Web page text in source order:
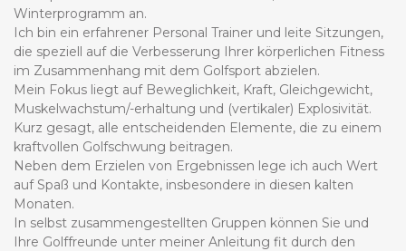
Winterprogramm an.
Ich bin ein erfahrener Personal Trainer und leite Sitzungen,
die speziell auf die Verbesserung Ihrer körperlichen Fitness
im Zusammenhang mit dem Golfsport abzielen.
Mein Fokus liegt auf Beweglichkeit, Kraft, Gleichgewicht,
Muskelwachstum/-erhaltung und (vertikaler) Explosivität.
Kurz gesagt, alle entscheidenden Elemente, die zu einem
kraftvollen Golfschwung beitragen.
Neben dem Erzielen von Ergebnissen lege ich auch Wert
auf Spaß und Kontakte, insbesondere in diesen kalten
Monaten.
In selbst zusammengestellten Gruppen können Sie und
Ihre Golffreunde unter meiner Anleitung fit durch den